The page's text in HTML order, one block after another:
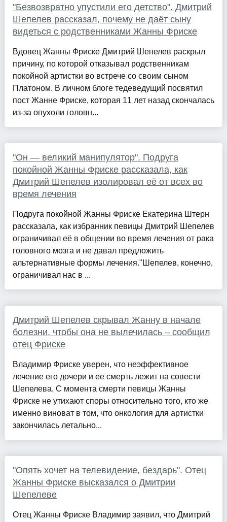
"Безвозвратно упустили его детство". Дмитрий
Шепелев рассказал, почему не даёт сыну
видеться с родственниками Жанны Фриске
Вдовец Жанны Фриске Дмитрий Шепелев раскрыл
причину, по которой отказывал родственникам
покойной артистки во встрече со своим сыном
Платоном. В личном блоге тедеведущий посвятил
пост Жанне Фриске, которая 11 лет назад скончалась
из-за опухоли головн...
"Он — великий манипулятор". Подруга
покойной Жанны Фриске рассказала, как
Дмитрий Шепелев изолировал её от всех во
время лечения
Подруга покойной Жанны Фриске Екатерина Штерн
рассказала, как избранник певицы Дмитрий Шепелев
ограничивал её в общении во время лечения от рака
головного мозга и не давал предложить
альтернативные формы лечения."Шепелев, конечно,
ограничивал нас в ...
Дмитрий Шепелев скрывал Жанну в начале
болезни, чтобы она не вылечилась – сообщил
отец Фриске
Владимир Фриске уверен, что неэффективное
лечение его дочери и ее смерть лежит на совести
Шепелева. С момента смерти певицы Жанны
Фриске не утихают споры относительно того, кто же
именно виноват в том, что онкология для артистки
закончилась летально...
"Опять хочет на телевидение, бездарь". Отец
Жанны Фриске высказался о Дмитрии
Шепелеве
Отец Жанны Фриске Владимир заявил, что Дмитрий